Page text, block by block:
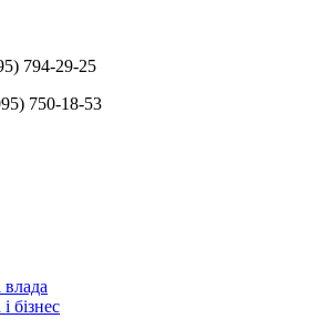
794-29-25
750-18-53
влада
бізнес